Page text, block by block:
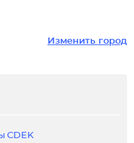
Изменить город
CDEK